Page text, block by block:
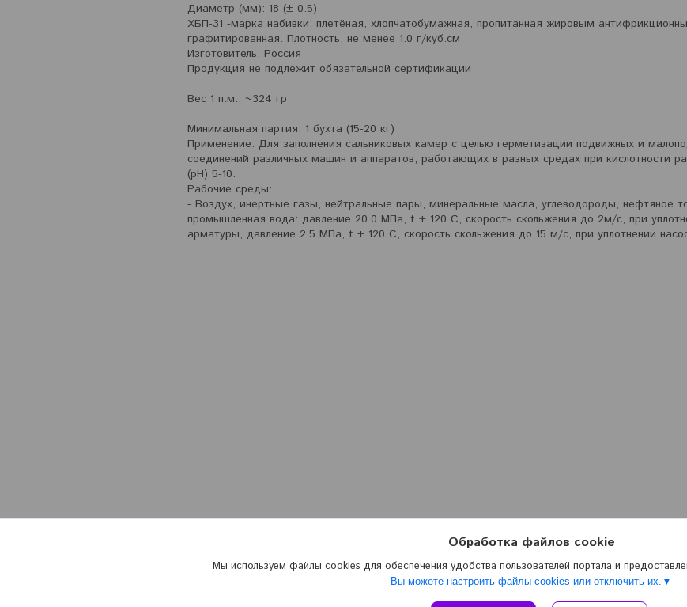
Диаметр (мм): 18 (± 0.5)
ХБП-31 -марка набивки: плетёная, хлопчатобумажная, пропитанная жировым
графитированная. Плотность, не менее 1.0 г/куб.см
Изготовитель: Россия
Продукция не подлежит обязательной сертификации
Вес 1 п.м.: ~324 гр
Минимальная партия: 1 бухта (15-20 кг)
Применение: Для заполнения сальниковых камер с целью герметизации подвижных и
соединений различных машин и аппаратов, работающих в разных средах при кислотности
(pH) 5-10.
Рабочие среды:
- Воздух, инертные газы, нейтральные пары, минеральные масла, углеводороды, нефтяное
промышленная вода: давление 20.0 МПа, t + 120 С, скорость скольжения до 2м/с, при
арматуры, давление 2.5 МПа, t + 120 С, скорость скольжения до 15 м/с, при уплотнении
Обработка файлов cookie
Мы используем файлы cookies для обеспечения удобства пользователей портала и
Вы можете настроить файлы cookies или отключить их.